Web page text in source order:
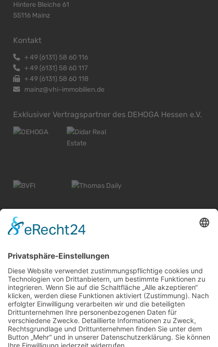
Hintere Bleiche 61
55116 Mainz
Kontakt
+49 (6131) 58 60 116
+49 (6131) 58 60 117
+49 (6131) 58 60 118
mainz@vhi-immobilien.de
Exklusiver Vertragspartner des DEHOGA Hessen e.V.
© 2026 Alle Rechte vorbehalten
Widerrufsbelehrung WiesbadenWiderrufsbelehrung Mainz
Informationspflicht Impressum